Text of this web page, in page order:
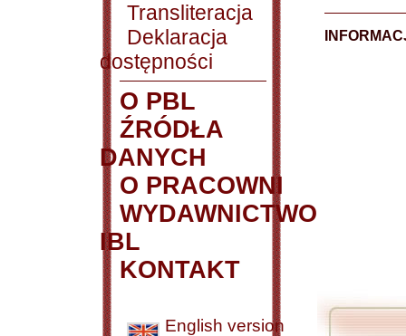
Transliteracja
Deklaracja
dostępności
O PBL
ŹRÓDŁA
DANYCH
O PRACOWNI
WYDAWNICTWO
IBL
KONTAKT
English version